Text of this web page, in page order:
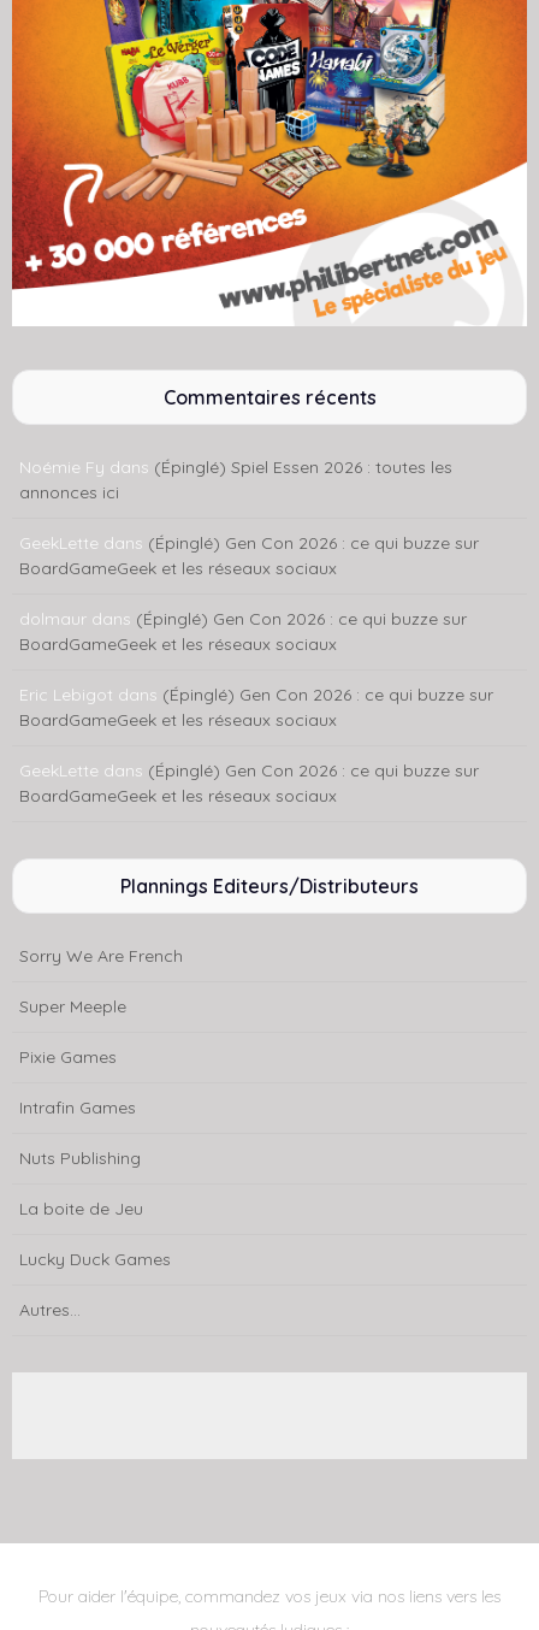
Commentaires récents
Noémie Fy dans (Épinglé) Spiel Essen 2026 : toutes les
annonces ici
GeekLette dans (Épinglé) Gen Con 2026 : ce qui buzze sur
BoardGameGeek et les réseaux sociaux
dolmaur dans (Épinglé) Gen Con 2026 : ce qui buzze sur
BoardGameGeek et les réseaux sociaux
Eric Lebigot dans (Épinglé) Gen Con 2026 : ce qui buzze sur
BoardGameGeek et les réseaux sociaux
GeekLette dans (Épinglé) Gen Con 2026 : ce qui buzze sur
BoardGameGeek et les réseaux sociaux
Plannings Editeurs/Distributeurs
Sorry We Are French
Super Meeple
Pixie Games
Intrafin Games
Nuts Publishing
La boite de Jeu
Lucky Duck Games
Autres...
Pour aider l'équipe, commandez vos jeux via nos liens vers les